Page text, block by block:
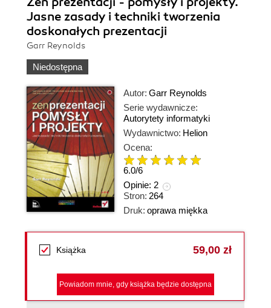
Jasne zasady i techniki tworzenia
doskonałych prezentacji
Garr Reynolds
Niedostępna
Autor: Garr Reynolds
Serie wydawnicze:
Autorytety informatyki
Wydawnictwo: Helion
Ocena:
6.0/6
Opinie: 2
Stron: 264
Druk: oprawa miękka
Książka 59,00 zł
Powiadom mnie, gdy książka będzie dostępna